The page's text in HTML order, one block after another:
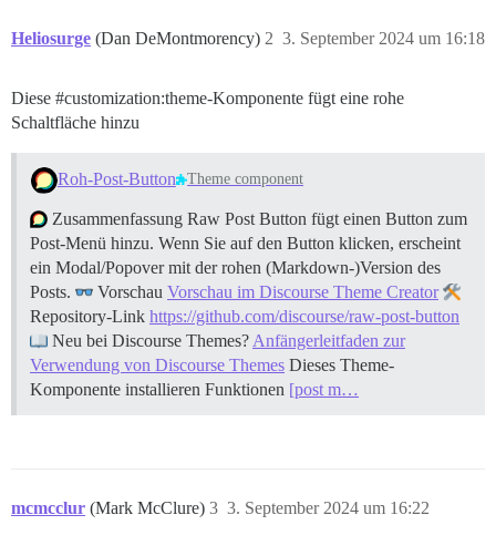
Heliosurge (Dan DeMontmorency) 3. September 2024 um 16:18
2
Diese #customization:theme-Komponente fügt eine rohe
Schaltfläche hinzu
Roh-Post-Button Theme component
Zusammenfassung Raw Post Button fügt einen Button zum
Post-Menü hinzu. Wenn Sie auf den Button klicken, erscheint
ein Modal/Popover mit der rohen (Markdown-)Version des
Posts.
Vorschau Vorschau im Discourse Theme Creator
Repository-Link https://github.com/discourse/raw-post-button
Neu bei Discourse Themes? Anfängerleitfaden zur
Verwendung von Discourse Themes Dieses Theme-
Komponente installieren Funktionen [post m…
mcmcclur (Mark McClure) 3. September 2024 um 16:22
3